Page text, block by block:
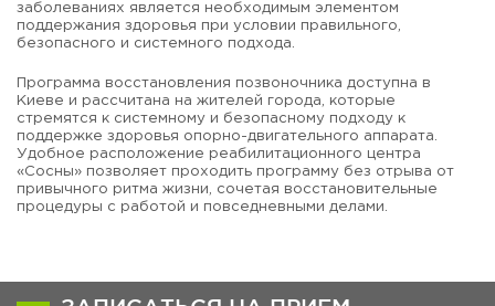
заболеваниях является необходимым элементом
поддержания здоровья при условии правильного,
безопасного и системного подхода.
Программа восстановления позвоночника доступна в
Киеве и рассчитана на жителей города, которые
стремятся к системному и безопасному подходу к
поддержке здоровья опорно-двигательного аппарата.
Удобное расположение реабилитационного центра
«Сосны» позволяет проходить программу без отрыва от
привычного ритма жизни, сочетая восстановительные
процедуры с работой и повседневными делами.